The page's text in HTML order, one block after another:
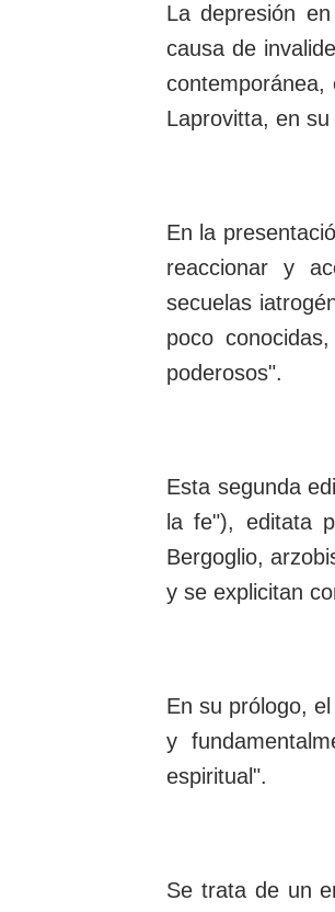
La depresión
causa de
contemporánea,
Laprovitta, en
En la
reaccionar y
secuelas
poco
poderosos".
Esta segunda
la fe"), editata
Bergoglio,
y se explicitan
En su prólogo,
y
espiritual".
Se trata de un